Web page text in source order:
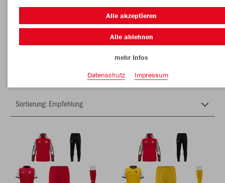
Herzlich Willkommen im Teamshop MTV
Stuttgart Kinderfußballakademie
Alle akzeptieren
Alle ablehnen
mehr Infos
Datenschutz
Impressum